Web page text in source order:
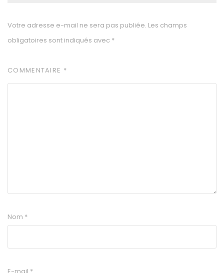
Votre adresse e-mail ne sera pas publiée. Les champs
obligatoires sont indiqués avec *
COMMENTAIRE *
Nom *